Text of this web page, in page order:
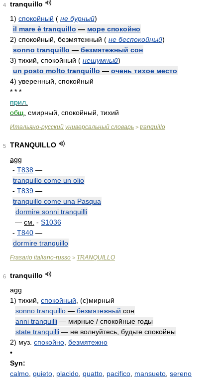
4
tranquillo
1) спокойный ( не бурный)
il mare è tranquillo — море спокойно
2) спокойный, безмятежный ( не беспокойный)
sonno tranquillo — безмятежный сон
3) тихий, спокойный ( нешумный)
un posto molto tranquillo — очень тихое место
4) уверенный, спокойный
* * *
прил.
общ. смирный, спокойный, тихий
Итальяно-русский универсальный словарь > tranquillo
5
TRANQUILLO
agg
- T838 —
tranquillo come un olio
- T839 —
tranquillo come una Pasqua
dormire sonni tranquilli
— см. - S1036
- T840 —
dormire tranquillo
Frasario italiano-russo > TRANQUILLO
6
tranquillo
agg
1) тихий, спокойный , (с)мирный
sonno tranquillo — безмятежный сон
anni tranquilli — мирные / спокойные годы
state tranquilli — не волнуйтесь, будьте спокойны
2) муз. спокойно безмятежно
•
Syn:
calmo quieto placido quatto pacifico mansueto sereno